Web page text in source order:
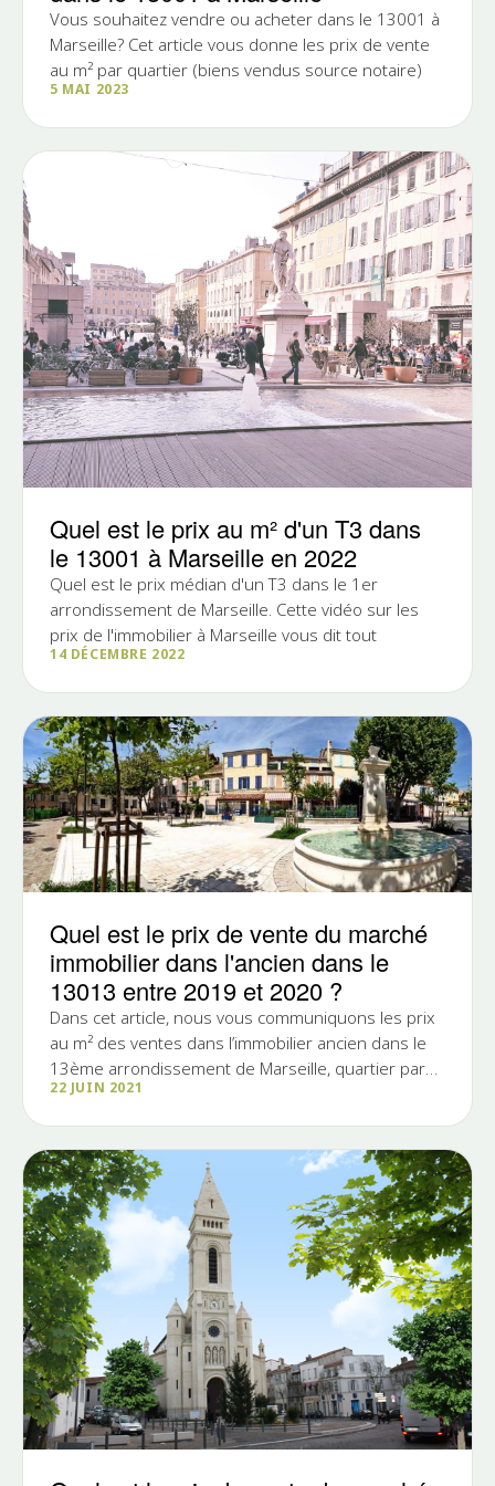
Vous souhaitez vendre ou acheter dans le 13001 à
Marseille? Cet article vous donne les prix de vente
au m² par quartier (biens vendus source notaire)
5 MAI 2023
Quel est le prix au m² d'un T3 dans
le 13001 à Marseille en 2022
Quel est le prix médian d'un T3 dans le 1er
arrondissement de Marseille. Cette vidéo sur les
prix de l'immobilier à Marseille vous dit tout
14 DÉCEMBRE 2022
Quel est le prix de vente du marché
immobilier dans l'ancien dans le
13013 entre 2019 et 2020 ?
Dans cet article, nous vous communiquons les prix
au m² des ventes dans l’immobilier ancien dans le
13ème arrondissement de Marseille, quartier par
quartier et...
22 JUIN 2021